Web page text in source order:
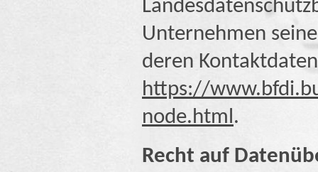
Unternehmen
deren
https://
node.html.
Recht auf